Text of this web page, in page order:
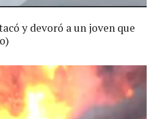
y devoró a un joven que